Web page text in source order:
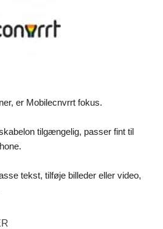
er Mobilecnvrrt fokus.
tilgængelig, passer fint til
tekst, tilføje billeder eller video,